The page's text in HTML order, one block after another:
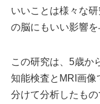
いいことは様々な
の脳にもいい影響を
この研究は、5歳か
知能検査とMRI画像
分けて分析したもの